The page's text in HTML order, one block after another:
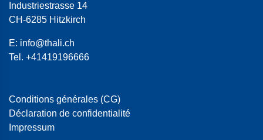
Industriestrasse 14
CH-6285 Hitzkirch
E: info@thali.ch
Tel. +41419196666
Conditions générales (CG)
Déclaration de confidentialité
Impressum